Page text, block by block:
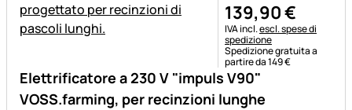
Elettrificatore a 230 V "impuls V90"
VOSS.farming, per recinzioni lunghe
139,90€
Informazioni fiscali:
IVA incl.escl. spese di
spedizione
Spedizione gratuita a
partire da 149 €